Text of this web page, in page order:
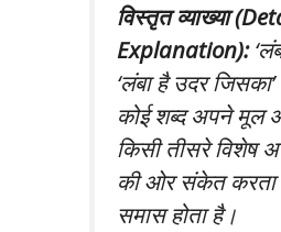
विस्तृत व्याख्या
Explanation):
‘लंबा है उदर
कोई शब्द अपने मूल
किसी तीसरे विशेष
की ओर संकेत करता
समास होता है।